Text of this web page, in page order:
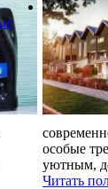
особые
уютным,
Читать